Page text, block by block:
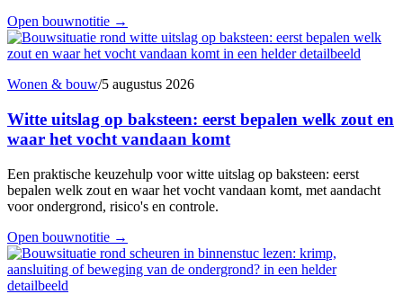
Open bouwnotitie →
Wonen & bouw/5 augustus 2026
Witte uitslag op baksteen: eerst bepalen welk zout en
waar het vocht vandaan komt
Een praktische keuzehulp voor witte uitslag op baksteen: eerst
bepalen welk zout en waar het vocht vandaan komt, met aandacht
voor ondergrond, risico's en controle.
Open bouwnotitie →